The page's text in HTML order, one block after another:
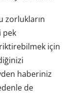
zorlukların
pek
için
haberiniz
de